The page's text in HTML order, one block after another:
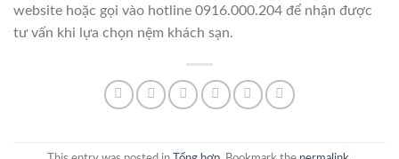
website hoặc gọi vào hotline 0916.000.204 để nhận được
tư vấn khi lựa chọn nệm khách sạn.